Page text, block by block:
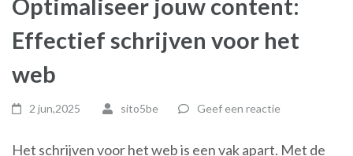
Optimaliseer jouw content:
Effectief schrijven voor het
web
2 jun,2025 sito5be Geef een reactie
Het schrijven voor het web is een vak apart. Met de